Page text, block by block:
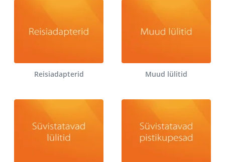
Reisiadapterid Muud lülitid